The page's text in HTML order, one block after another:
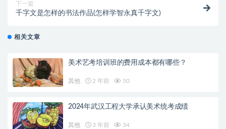
下一篇
千字文是怎样的书法作品(怎样学智永真千字文)
相关文章
美术艺考培训班的费用成本都有哪些？
其他 2 年前 50
2024年武汉工程大学承认美术统考成绩
其他 3 年前 34